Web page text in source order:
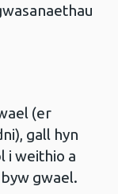
(er
gall hyn
i weithio a
gwael.